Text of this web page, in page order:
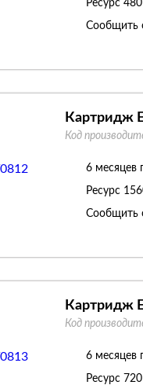
Ресурс
Сообщить
Картридж
Код
6 месяцев
Ресурс
Сообщить
Картридж
Код
6 месяцев
Ресурс